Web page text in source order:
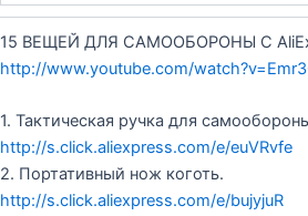
15 ВЕЩЕЙ ДЛЯ САМООБОРОНЫ С
http://www.youtube.com/
1. Тактическая ручка для
http://s.click.aliexpress.com/e/euVRvfe
2. Портативный нож коготь.
http://s.click.aliexpress.com/e/bujyjuR